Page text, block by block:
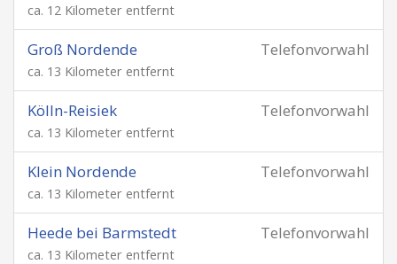
ca. 12 Kilometer entfernt
Telefonvorwahl
Groß Nordende
ca. 13 Kilometer entfernt
Telefonvorwahl
Kölln-Reisiek
ca. 13 Kilometer entfernt
Telefonvorwahl
Klein Nordende
ca. 13 Kilometer entfernt
Telefonvorwahl
Heede bei Barmstedt
ca. 13 Kilometer entfernt